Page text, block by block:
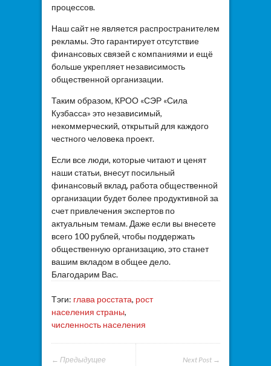
процессов.
Наш сайт не является распространителем
рекламы. Это гарантирует отсутствие
финансовых связей с компаниями и ещё
больше укрепляет независимость
общественной организации.
Таким образом, КРОО «СЭР «Сила
Кузбасса» это независимый,
некоммерческий, открытый для каждого
честного человека проект.
Если все люди, которые читают и ценят
наши статьи, внесут посильный
финансовый вклад, работа общественной
организации будет более продуктивной за
счет привлечения экспертов по
актуальным темам. Даже если вы внесете
всего 100 рублей, чтобы поддержать
общественную организацию, это станет
вашим вкладом в общее дело.
Благодарим Вас.
Тэги: глава росстата, рост
населения страны,
численность населения
Next Post →
← Предыдущее